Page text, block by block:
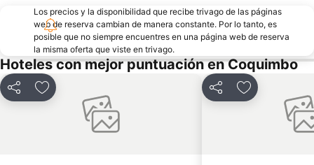
Los precios y la disponibilidad que recibe trivago de las páginas
web de reserva cambian de manera constante. Por lo tanto, es
posible que no siempre encuentres en una página web de reserva
la misma oferta que viste en trivago.
Hoteles con mejor puntuación en Coquimbo
CompartirAgregar a favoritos CompartirAgregar a